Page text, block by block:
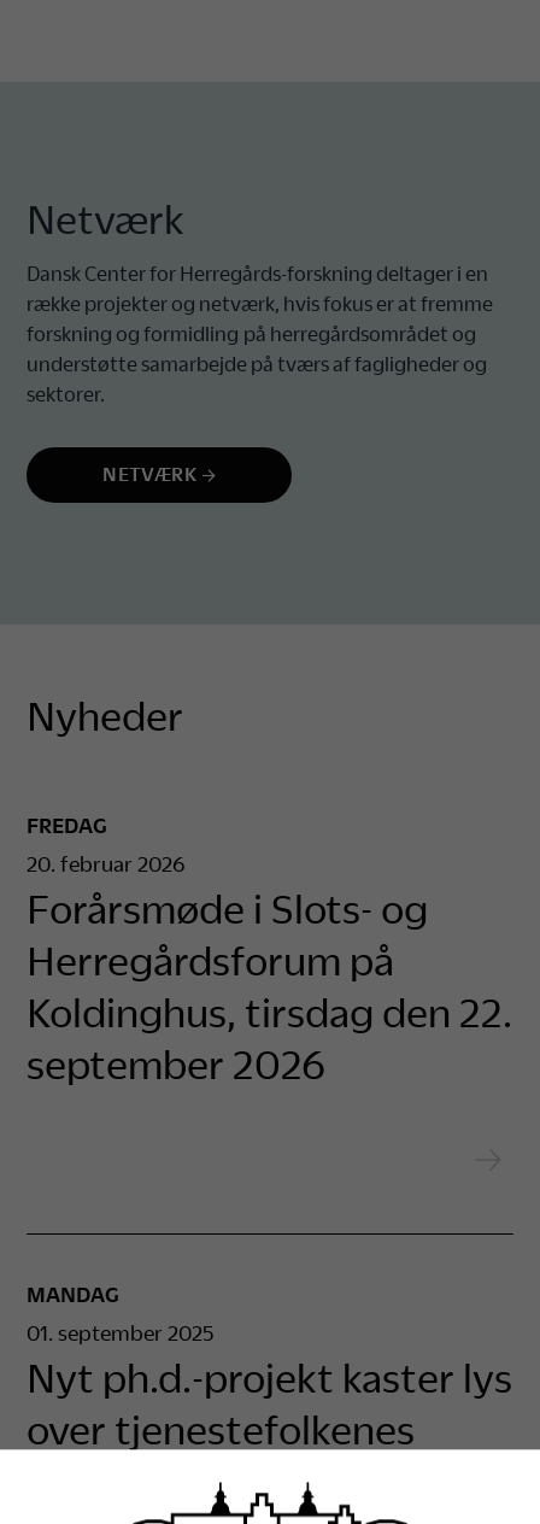
Netværk
Dansk Center for Herregårds-forskning deltager i en
række projekter og netværk, hvis fokus er at fremme
forskning og formidling på herregårdsområdet og
understøtte samarbejde på tværs af fagligheder og
sektorer.
NETVÆRK
Nyheder
FREDAG
20. februar 2026
Forårsmøde i Slots- og
Herregårdsforum på
Koldinghus, tirsdag den 22.
september 2026
MANDAG
01. september 2025
Nyt ph.d.-projekt kaster lys
over tjenestefolkenes
forhold på de danske